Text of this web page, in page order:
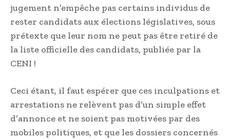
jugement n’empêche pas certains individus de
rester candidats aux élections législatives, sous
prétexte que leur nom ne peut pas être retiré de
la liste officielle des candidats, publiée par la
CENI !
Ceci étant, il faut espérer que ces inculpations et
arrestations ne relèvent pas d’un simple effet
d’annonce et ne soient pas motivées par des
mobiles politiques, et que les dossiers concernés